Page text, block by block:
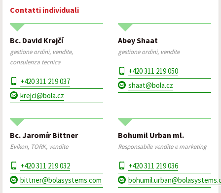
Contatti individuali
Bc. David Krejčí
gestione ordini, vendite,
consulenza tecnica
+420 311 219 037
krejci@bola.cz
Abey Shaat
gestione ordini, vendite
+420 311 219 050
shaat@bola.cz
Bc. Jaromír Bittner
Evikon, TORK, vendite
+420 311 219 032
bittner@bolasystems.com
Bohumil Urban ml.
Responsabile vendite e marketing
+420 311 219 036